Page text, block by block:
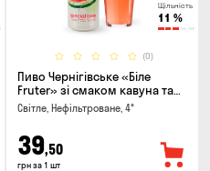
Щільність
11 %
(0)
Пиво Чернігівське «Біле
Fruter» зі смаком кавуна та
м'яти 0.5л
Світле, Нефільтроване, 4°
39,50
грн за 1 шт